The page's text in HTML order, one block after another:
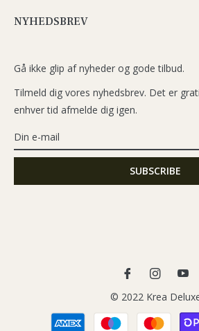
NYHEDSBREV
Gå ikke glip af nyheder og gode tilbud.
Tilmeld dig vores nyhedsbrev. Det er
enhver tid afmelde dig igen.
Ins
You
© 2022 Krea